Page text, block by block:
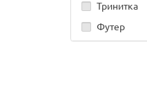
Тринитка
Футер